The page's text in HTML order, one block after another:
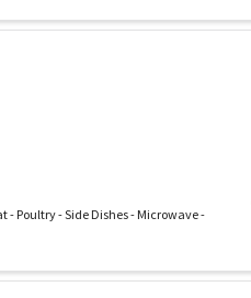
- Poultry - Side Dishes - Microwave -